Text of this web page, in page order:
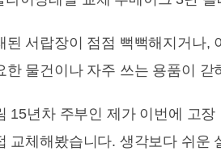
된 서랍장이 점점 뻑뻑해지거나,
한 물건이나 자주 쓰는 용품이
15년차 주부인 제가 이번에 고
교체해봤습니다. 생각보다 쉬운